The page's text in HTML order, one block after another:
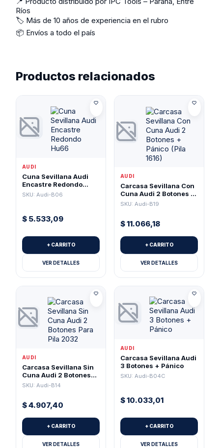
Ríos
🏷️ Más de 10 años de experiencia en el rubro
📦 Envíos a todo el país
Productos relacionados
AUDI
Cuna Sevillana Audi
Encastre Redondo
Hu66
SKU: Audi-B06
$ 5.533,09
+ CARRITO
VER DETALLES
AUDI
Carcasa Sevillana Con
Cuna Audi 2 Botones +
Pánico (Pila 1616)
SKU: Audi-B19
$11.066,18
+ CARRITO
VER DETALLES
AUDI
Carcasa Sevillana Sin
Cuna Audi 2 Botones
Para Pila 2032
SKU: Audi-B14
$4.907,40
+ CARRITO
VER DETALLES
AUDI
Carcasa Sevillana Audi
3 Botones + Pánico
SKU: Audi-B04C
$10.033,01
+ CARRITO
VER DETALLES